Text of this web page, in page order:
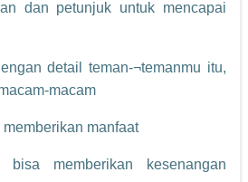
dan petunjuk untuk mencapai
detail teman-¬temanmu itu,
macam
manfaat
memberikan kesenangan